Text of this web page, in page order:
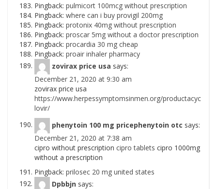
Pingback: pulmicort 100mcg without prescription
Pingback: where can i buy provigil 200mg
Pingback: protonix 40mg without prescription
Pingback: proscar 5mg without a doctor prescription
Pingback: procardia 30 mg cheap
Pingback: proair inhaler pharmacy
zovirax price usa says:
December 21, 2020 at 9:30 am
zovirax price usa
https://www.herpessymptomsinmen.org/productacyc
lovir/
phenytoin 100 mg pricephenytoin otc says:
December 21, 2020 at 7:38 am
cipro without prescription cipro tablets cipro 1000mg
without a prescription
Pingback: prilosec 20 mg united states
Dpbbjn says: